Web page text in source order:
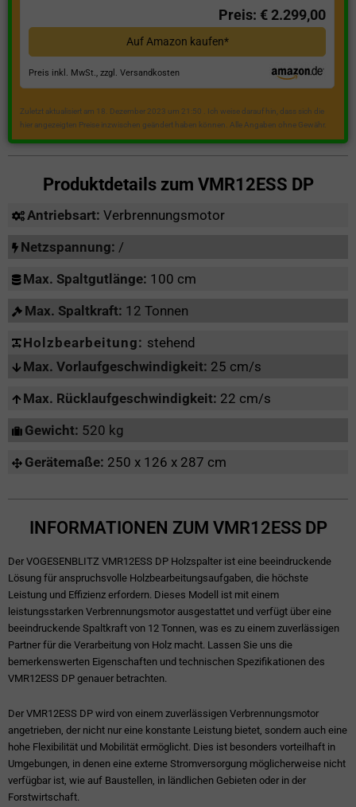
Preis: € 2.299,00
Auf Amazon kaufen*
Preis inkl. MwSt., zzgl. Versandkosten
Zuletzt aktualisiert am 18. Dezember 2023 um 21:50 . Ich weise darauf hin, dass sich die
hier angezeigten Preise inzwischen geändert haben können. Alle Angaben ohne Gewähr.
Produktdetails zum VMR12ESS DP
Antriebsart: Verbrennungsmotor
Netzspannung: /
Max. Spaltgutlänge: 100 cm
Max. Spaltkraft: 12 Tonnen
Holzbearbeitung: stehend
Max. Vorlaufgeschwindigkeit: 25 cm/s
Max. Rücklaufgeschwindigkeit: 22 cm/s
Gewicht: 520 kg
Gerätemaße: 250 x 126 x 287 cm
INFORMATIONEN ZUM VMR12ESS DP
Der VOGESENBLITZ VMR12ESS DP Holzspalter ist eine beeindruckende
Lösung für anspruchsvolle Holzbearbeitungsaufgaben, die höchste
Leistung und Effizienz erfordern. Dieses Modell ist mit einem
leistungsstarken Verbrennungsmotor ausgestattet und verfügt über eine
beeindruckende Spaltkraft von 12 Tonnen, was es zu einem zuverlässigen
Partner für die Verarbeitung von Holz macht. Lassen Sie uns die
bemerkenswerten Eigenschaften und technischen Spezifikationen des
VMR12ESS DP genauer betrachten.
Der VMR12ESS DP wird von einem zuverlässigen Verbrennungsmotor
angetrieben, der nicht nur eine konstante Leistung bietet, sondern auch eine
hohe Flexibilität und Mobilität ermöglicht. Dies ist besonders vorteilhaft in
Umgebungen, in denen eine externe Stromversorgung möglicherweise nicht
verfügbar ist, wie auf Baustellen, in ländlichen Gebieten oder in der
Forstwirtschaft.